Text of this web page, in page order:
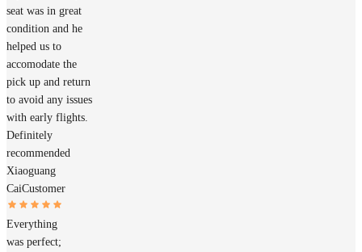
seat was in great
condition and he
helped us to
accomodate the
pick up and return
to avoid any issues
with early flights.
Definitely
recommended
Xiaoguang
CaiCustomer
Everything
was perfect;